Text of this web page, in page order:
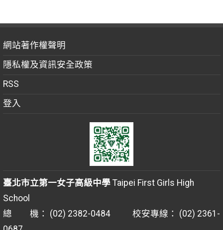
網站著作權聲明
隱私權及資訊安全政策
RSS
登入
臺北市立第一女子高級中學Taipei First Girls High
School
總 機： (02) 2382-0484 校安專線： (02) 2361-